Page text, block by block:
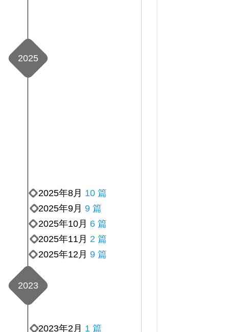
2025
2025年12月 9 篇
2025年11月 2 篇
2025年10月 6 篇
2025年9月 9 篇
2025年8月 10 篇
2023
2023年2月 1 篇